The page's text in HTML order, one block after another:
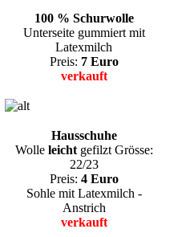
100 % Schurwolle
Unterseite gummiert mit
Latexmilch
Preis: 7 Euro
verkauft
Hausschuhe
Wolle leicht gefilzt Grösse:
22/23
Preis: 4 Euro
Sohle mit Latexmilch -
Anstrich
verkauft